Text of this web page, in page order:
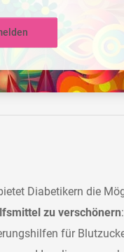
Diabetikern die
zu verschönern
für